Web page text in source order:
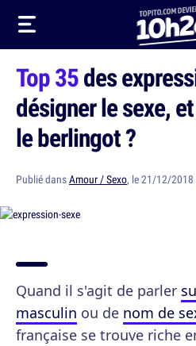
Top 35des
désigner le sexe,
le berlingot ?
Publié dansAmour / Sexo, le 21/12/2018
Quand il s'agit de parler
masculin ou de nom de
française se trouve riche